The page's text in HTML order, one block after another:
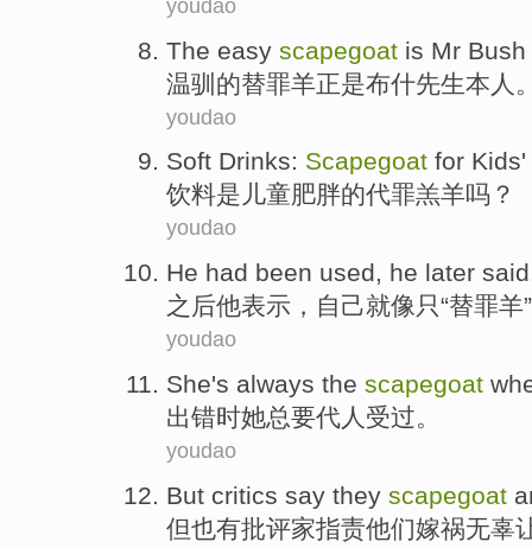
youdao
The easy scapegoat is Mr Bush
温驯 的替罪羊正是布什先生本人
youdao
Soft Drinks: Scapegoat for Kids'
饮料是 儿童肥胖的代罪羔羊吗？
youdao
He had been used, he later said
之后他表示 ， 自己就像 只“替罪羊
youdao
She's always the scapegoat
出错时她总要代人受过。
youdao
But critics say they scapegoat
但也有批评家指责他们嫁祸无辜